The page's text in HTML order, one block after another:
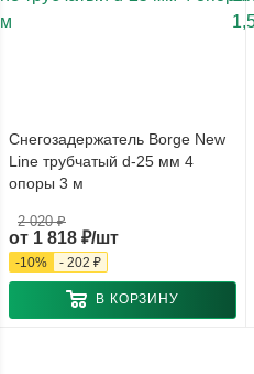
Снегозадержатель Borge New
Line трубчатый d-25 мм 4
опоры 3 м
от 1 818 ₽/шт
2 020 ₽
-10% - 202 ₽
В КОРЗИНУ